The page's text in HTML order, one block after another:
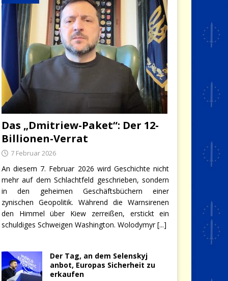
Das „Dmitriew-Paket“: Der 12-
Billionen-Verrat
7 Februar 2026
An diesem 7. Februar 2026 wird Geschichte nicht
mehr auf dem Schlachtfeld geschrieben, sondern
in den geheimen Geschäftsbüchern einer
zynischen Geopolitik. Während die Warnsirenen
den Himmel über Kiew zerreißen, erstickt ein
schuldiges Schweigen Washington. Wolodymyr[...]
Der Tag, an dem Selenskyj
anbot, Europas Sicherheit zu
erkaufen